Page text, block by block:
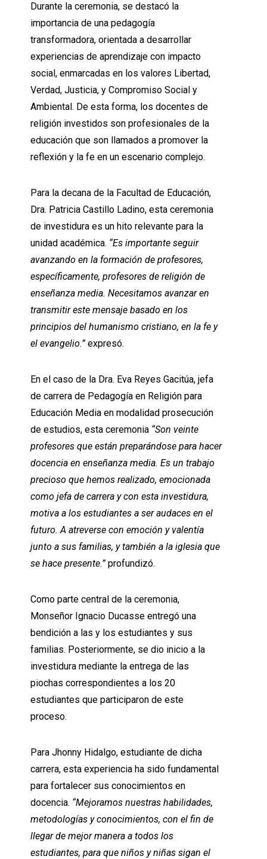
Durante la ceremonia, se destacó la
importancia de una pedagogía
transformadora, orientada a desarrollar
experiencias de aprendizaje con impacto
social, enmarcadas en los valores Libertad,
Verdad, Justicia, y Compromiso Social y
Ambiental. De esta forma, los docentes de
religión investidos son profesionales de la
educación que son llamados a promover la
reflexión y la fe en un escenario complejo.
Para la decana de la Facultad de Educación,
Dra. Patricia Castillo Ladino, esta ceremonia
de investidura es un hito relevante para la
unidad académica. “Es importante seguir
avanzando en la formación de profesores,
específicamente, profesores de religión de
enseñanza media. Necesitamos avanzar en
transmitir este mensaje basado en los
principios del humanismo cristiano, en la fe y
el evangelio.”expresó.
En el caso de la Dra. Eva Reyes Gacitúa, jefa
de carrera de Pedagogía en Religión para
Educación Media en modalidad prosecución
de estudios, esta ceremonia “Son veinte
profesores que están preparándose para hacer
docencia en enseñanza media. Es un trabajo
precioso que hemos realizado, emocionada
como jefa de carrera y con esta investidura,
motiva a los estudiantes a ser audaces en el
futuro. A atreverse con emoción y valentía
junto a sus familias, y también a la iglesia que
se hace presente.”profundizó.
Como parte central de la ceremonia,
Monseñor Ignacio Ducasse entregó una
bendición a las y los estudiantes y sus
familias. Posteriormente, se dio inicio a la
investidura mediante la entrega de las
piochas correspondientes a los 20
estudiantes que participaron de este
proceso.
Para Jhonny Hidalgo, estudiante de dicha
carrera, esta experiencia ha sido fundamental
para fortalecer sus conocimientos en
docencia. “Mejoramos nuestras habilidades,
metodologías y conocimientos, con el fin de
llegar de mejor manera a todos los
estudiantes, para que niños y niñas sigan el